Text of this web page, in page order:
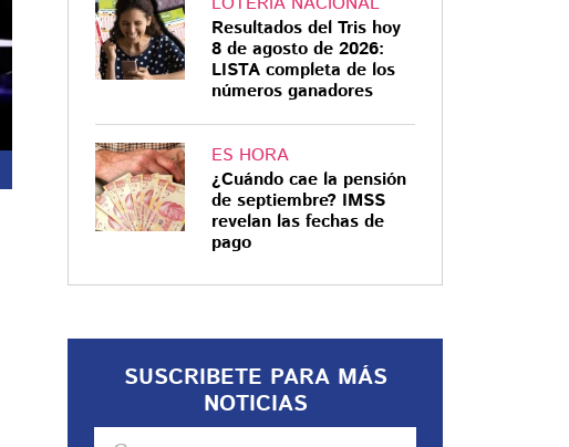
Resultados del Tris hoy
8 de agosto de 2026:
LISTA completa de los
números ganadores
ES HORA
¿Cuándo cae la pensión
de septiembre? IMSS
revelan las fechas de
pago
SUSCRIBETE PARA MÁS
NOTICIAS